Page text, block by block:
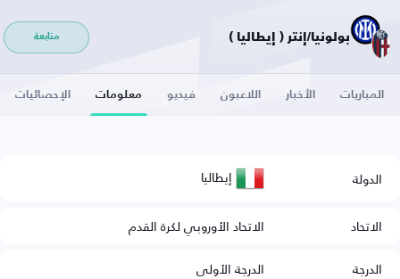
بولونيا/إنتر ( إيطاليا ) متابعة
المباريات الأخبار اللاعبون فيديو معلومات الإحصائيات
الدولة إيطاليا
الاتحاد
الاتحاد الأوروبي لكرة القدم
الدرجة
الدرجة الأولى